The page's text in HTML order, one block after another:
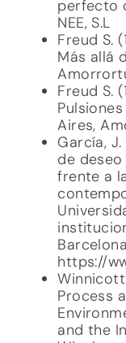
perfecto
NEE, S.L
Freud S.
Más allá
Freud S.
Aires,
García,
de deseo
frente a
https://
Process
and the